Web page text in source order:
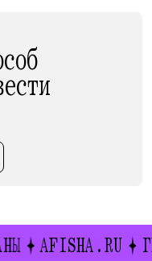
AFISHA.RU